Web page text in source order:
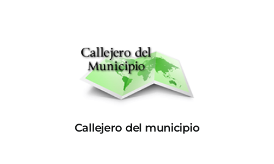
Callejero del municipio